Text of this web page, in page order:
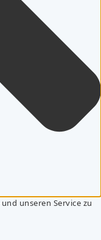
unseren Service zu